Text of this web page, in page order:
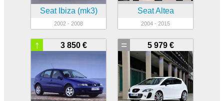
Seat Ibiza (mk3)
2002 - 2008
Seat Altea
2004 - 2015
3 850 €
↑ 5 979 €
=